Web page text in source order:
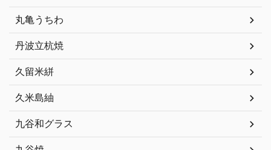
丸亀うちわ
丹波立杭焼
久留米絣
久米島紬
九谷和グラス